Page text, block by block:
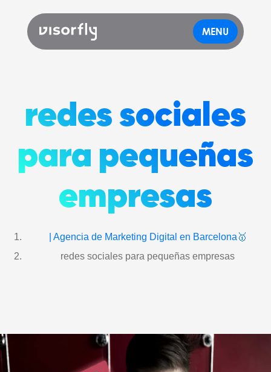
MENU
redes sociales
para pequeñas
empresas
| Agencia de Marketing Digital en Barcelona🥇
redes sociales para pequeñas empresas